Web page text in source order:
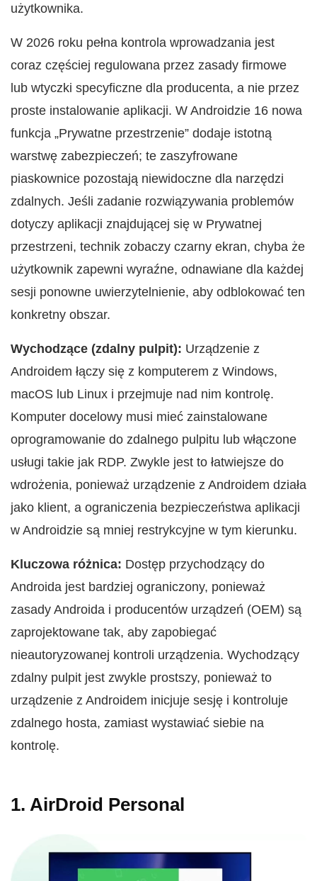
użytkownika.
W 2026 roku pełna kontrola wprowadzania jest
coraz częściej regulowana przez zasady firmowe
lub wtyczki specyficzne dla producenta, a nie przez
proste instalowanie aplikacji. W Androidzie 16 nowa
funkcja „Prywatne przestrzenie” dodaje istotną
warstwę zabezpieczeń; te zaszyfrowane
piaskownice pozostają niewidoczne dla narzędzi
zdalnych. Jeśli zadanie rozwiązywania problemów
dotyczy aplikacji znajdującej się w Prywatnej
przestrzeni, technik zobaczy czarny ekran, chyba że
użytkownik zapewni wyraźne, odnawiane dla każdej
sesji ponowne uwierzytelnienie, aby odblokować ten
konkretny obszar.
Wychodzące (zdalny pulpit): Urządzenie z
Androidem łączy się z komputerem z Windows,
macOS lub Linux i przejmuje nad nim kontrolę.
Komputer docelowy musi mieć zainstalowane
oprogramowanie do zdalnego pulpitu lub włączone
usługi takie jak RDP. Zwykle jest to łatwiejsze do
wdrożenia, ponieważ urządzenie z Androidem działa
jako klient, a ograniczenia bezpieczeństwa aplikacji
w Androidzie są mniej restrykcyjne w tym kierunku.
Kluczowa różnica: Dostęp przychodzący do
Androida jest bardziej ograniczony, ponieważ
zasady Androida i producentów urządzeń (OEM) są
zaprojektowane tak, aby zapobiegać
nieautoryzowanej kontroli urządzenia. Wychodzący
zdalny pulpit jest zwykle prostszy, ponieważ to
urządzenie z Androidem inicjuje sesję i kontroluje
zdalnego hosta, zamiast wystawiać siebie na
kontrolę.
1. AirDroid Personal